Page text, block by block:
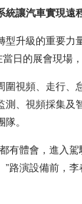
讓汽車實現遠
級的重要力量
當日的展會現場
頻、走行、怠
測、視頻採集及
。
體會，進入駕
”路演設備前，